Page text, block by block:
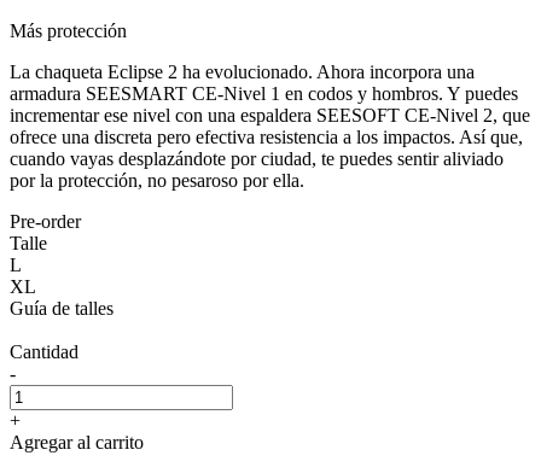
Más protección
La chaqueta Eclipse 2 ha evolucionado. Ahora incorpora una
armadura SEESMART CE-Nivel 1 en codos y hombros. Y puedes
incrementar ese nivel con una espaldera SEESOFT CE-Nivel 2, que
ofrece una discreta pero efectiva resistencia a los impactos. Así que,
cuando vayas desplazándote por ciudad, te puedes sentir aliviado
por la protección, no pesaroso por ella.
Pre-order
Talle
L
XL
Guía de talles
Cantidad
-
+
Agregar al carrito